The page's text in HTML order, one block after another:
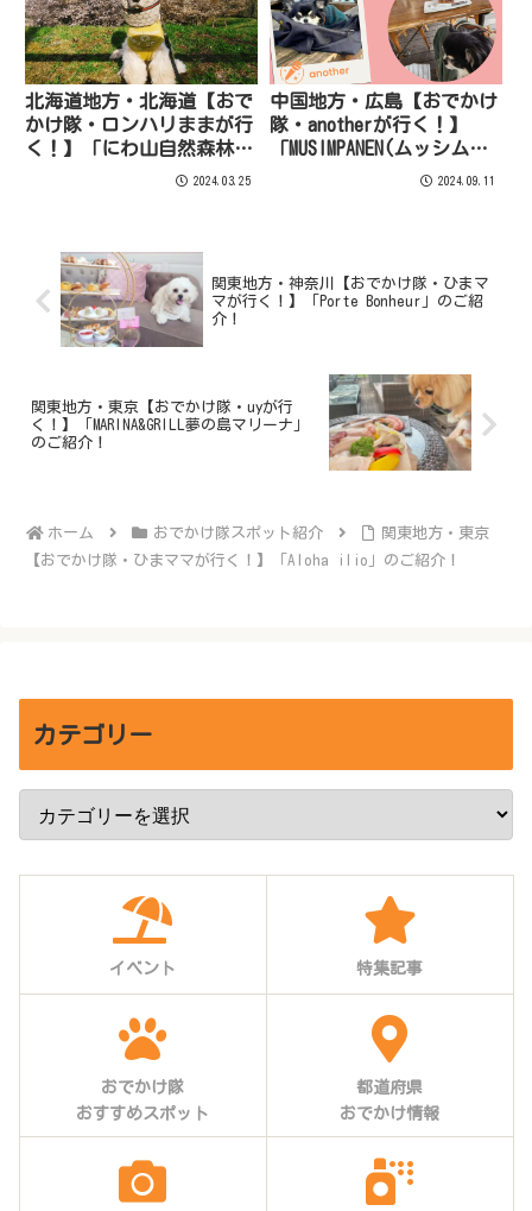
北海道地方・北海道【おで
かけ隊・ロンハリままが行
く！】「にわ山自然森林公
2024.03.25
中国地方・広島【おでかけ
隊・anotherが行く！】
「MUSIMPANEN(ムッシムパ
ネン)」のご紹介！2024.09.11
関東地方・神奈川【おでかけ隊・ひまマ
マが行く！】「Porte Bonheur」のご紹
介！
関東地方・東京【おでかけ隊・uyが行
く！】「MARINA&GRILL夢の島マリーナ」
のご紹介！
ホーム おでかけ隊スポット紹介
関東地方・東京
【おでかけ隊・ひまママが行く！】「Aloha ilio」のご紹介！
カテゴリー
イベント 特集記事
おでかけ隊
おすすめスポット
都道府県
おでかけ情報